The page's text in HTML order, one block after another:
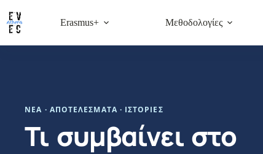
στο
περιεχόμενο
Erasmus+ Μεθοδολογίες
ΝΈΑ · ΑΠΟΤΕΛΈΣΜΑΤΑ · ΙΣΤΟΡΊΕΣ
Τι συμβαίνει στο